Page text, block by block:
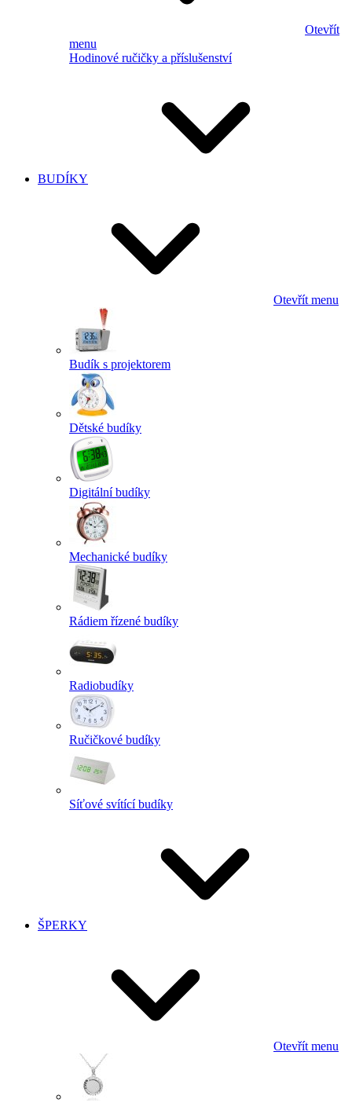
Otevřít
menu
Hodinové ručičky a příslušenství
BUDÍKY
Otevřít menu
Budík s projektorem
Dětské budíky
Digitální budíky
Mechanické budíky
Rádiem řízené budíky
Radiobudíky
Ručičkové budíky
Síťové svítící budíky
ŠPERKY
Otevřít menu